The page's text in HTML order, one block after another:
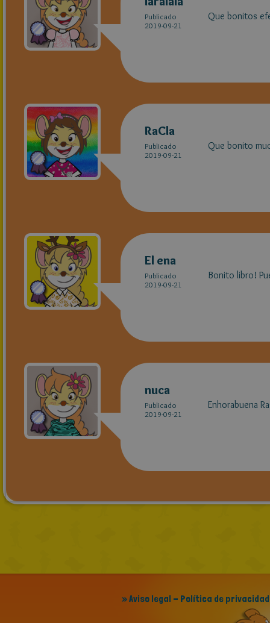
Publicado
2019-09-21
Que bonitos
RaCla
Publicado
2019-09-21
Que bonito
El ena
Publicado
2019-09-21
Bonito libro!
nuca
Publicado
2019-09-21
Enhorabuena
» Aviso legal - Política de privacidad